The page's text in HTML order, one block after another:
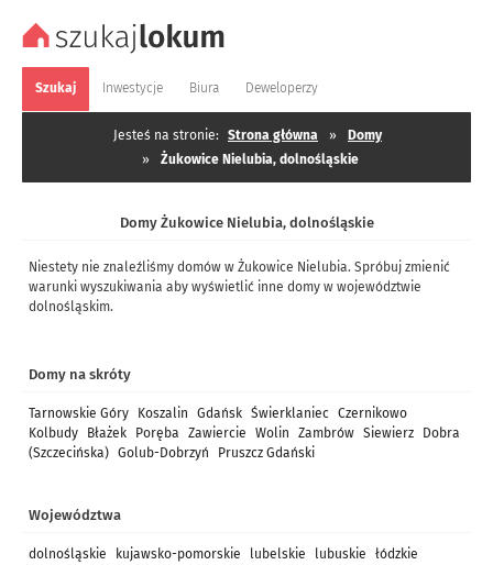
Szukaj Inwestycje Biura Deweloperzy
Jesteś na stronie: Strona główna »
Domy
»
Żukowice Nielubia, dolnośląskie
Domy Żukowice Nielubia, dolnośląskie
Niestety nie znaleźliśmy domów w Żukowice Nielubia. Spróbuj zmienić
warunki wyszukiwania aby wyświetlić inne domy w województwie
dolnośląskim.
Domy na skróty
Tarnowskie Góry Koszalin Gdańsk Świerklaniec Czernikowo
Kolbudy
Błażek Poręba Zawiercie Wolin Zambrów Siewierz
Dobra
(Szczecińska) Golub-Dobrzyń Pruszcz Gdański
Województwa
dolnośląskie kujawsko-pomorskie lubelskie lubuskie
łódzkie